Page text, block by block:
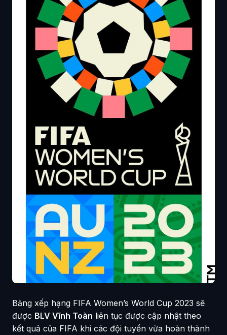
Bảng xếp hạng FIFA Women’s World Cup 2023 sẽ
được BLV Vĩnh Toàn liên tục được cập nhật theo
kết quả của FIFA khi các đội tuyển vừa hoàn thành